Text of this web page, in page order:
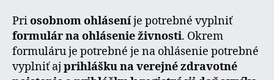
Priosobnom ohláseníje potrebné vyplniť
formulár na ohlásenie živnosti. Okrem
formuláru je potrebné je na ohlásenie potrebné
vyplniť aj prihlášku na verejné zdravotné